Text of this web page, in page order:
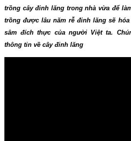
trồng cây đinh lăng trong nhà vừa để
trồng được lâu năm rễ đinh lăng sẽ
sâm đích thực của người Việt ta.
thông tin về cây đinh lăng